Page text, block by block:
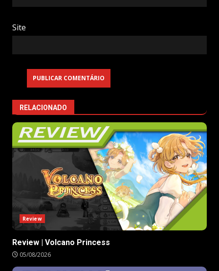
Site
RELACIONADO
Review
Review | Volcano Princess
05/08/2026